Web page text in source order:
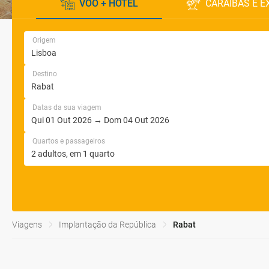
VOO + HOTEL CARAÍBAS E
Origem
Destino
Datas da sua viagem
Quartos e passageiros
Viagens Implantação da República Rabat